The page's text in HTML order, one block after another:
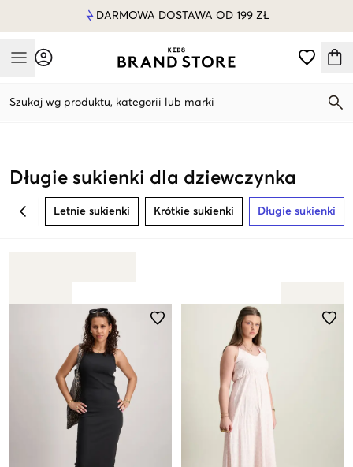
DARMOWA DOSTAWA OD 199 ZŁ
Mobile Menu
Szukaj wg produktu, kategorii lub marki
Długie sukienki dla dziewczynka
BACK Letnie sukienki Krótkie sukienki Długie sukienki